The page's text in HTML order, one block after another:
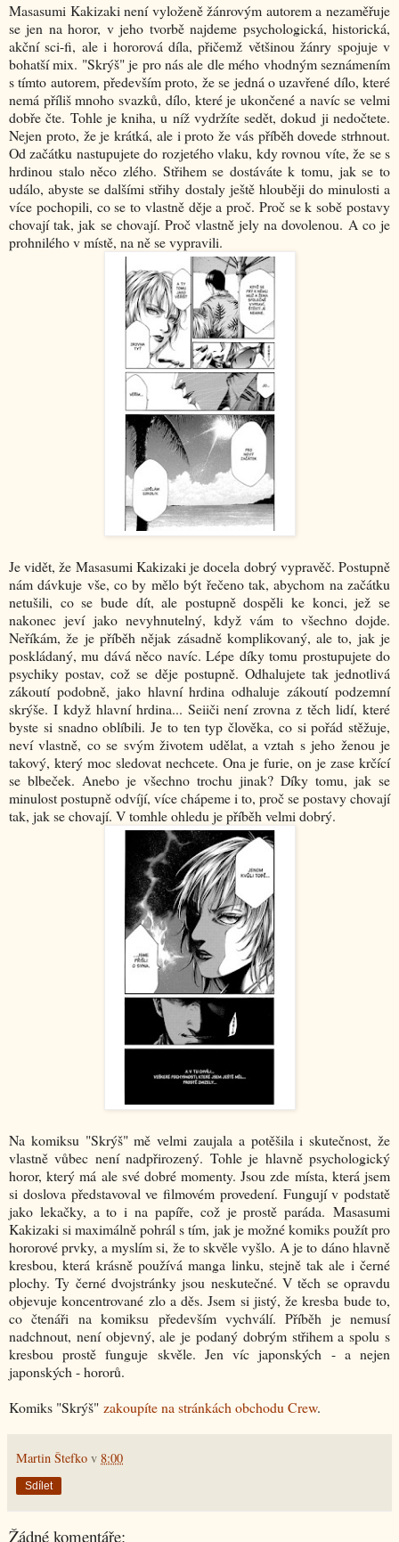
Masasumi Kakizaki není vyloženě žánrovým autorem a nezaměřuje
se jen na horor, v jeho tvorbě najdeme psychologická, historická,
akční sci-fi, ale i hororová díla, přičemž většinou žánry spojuje v
bohatší mix. "Skrýš" je pro nás ale dle mého vhodným seznámením
s tímto autorem, především proto, že se jedná o uzavřené dílo, které
nemá příliš mnoho svazků, dílo, které je ukončené a navíc se velmi
dobře čte. Tohle je kniha, u níž vydržíte sedět, dokud ji nedočtete.
Nejen proto, že je krátká, ale i proto že vás příběh dovede strhnout.
Od začátku nastupujete do rozjetého vlaku, kdy rovnou víte, že se s
hrdinou stalo něco zlého. Střihem se dostáváte k tomu, jak se to
událo, abyste se dalšími střihy dostaly ještě hlouběji do minulosti a
více pochopili, co se to vlastně děje a proč. Proč se k sobě postavy
chovají tak, jak se chovají. Proč vlastně jely na dovolenou. A co je
prohnilého v místě, na ně se vypravili.
Je vidět, že Masasumi Kakizaki je docela dobrý vypravěč. Postupně
nám dávkuje vše, co by mělo být řečeno tak, abychom na začátku
netušili, co se bude dít, ale postupně dospěli ke konci, jež se
nakonec jeví jako nevyhnutelný, když vám to všechno dojde.
Neříkám, že je příběh nějak zásadně komplikovaný, ale to, jak je
poskládaný, mu dává něco navíc. Lépe díky tomu prostupujete do
psychiky postav, což se děje postupně. Odhalujete tak jednotlivá
zákoutí podobně, jako hlavní hrdina odhaluje zákoutí podzemní
skrýše. I když hlavní hrdina... Seiiči není zrovna z těch lidí, které
byste si snadno oblíbili. Je to ten typ člověka, co si pořád stěžuje,
neví vlastně, co se svým životem udělat, a vztah s jeho ženou je
takový, který moc sledovat nechcete. Ona je furie, on je zase krčící
se blbeček. Anebo je všechno trochu jinak? Díky tomu, jak se
minulost postupně odvíjí, více chápeme i to, proč se postavy chovají
tak, jak se chovají. V tomhle ohledu je příběh velmi dobrý.
Na komiksu "Skrýš" mě velmi zaujala a potěšila i skutečnost, že
vlastně vůbec není nadpřirozený. Tohle je hlavně psychologický
horor, který má ale své dobré momenty. Jsou zde místa, která jsem
si doslova představoval ve filmovém provedení. Fungují v podstatě
jako lekačky, a to i na papíře, což je prostě paráda. Masasumi
Kakizaki si maximálně pohrál s tím, jak je možné komiks použít pro
hororové prvky, a myslím si, že to skvěle vyšlo. A je to dáno hlavně
kresbou, která krásně používá manga linku, stejně tak ale i černé
plochy. Ty černé dvojstránky jsou neskutečné. V těch se opravdu
objevuje koncentrované zlo a děs. Jsem si jistý, že kresba bude to,
co čtenáři na komiksu především vychválí. Příběh je nemusí
nadchnout, není objevný, ale je podaný dobrým střihem a spolu s
kresbou prostě funguje skvěle. Jen víc japonských - a nejen
japonských - hororů.
Komiks "Skrýš" zakoupíte na stránkách obchodu Crew.
Martin Štefko v 8:00
Sdílet
Žádné komentáře: